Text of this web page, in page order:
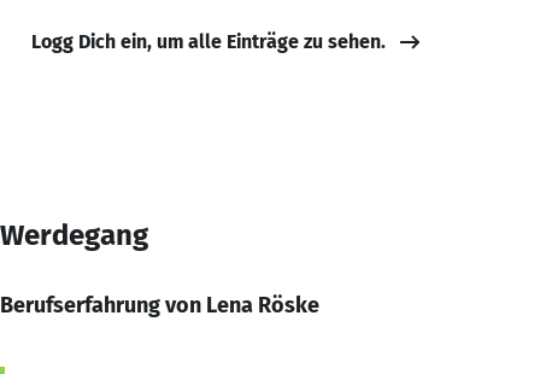
Logg Dich ein, um alle Einträge zu sehen.
Werdegang
Berufserfahrung von Lena Röske